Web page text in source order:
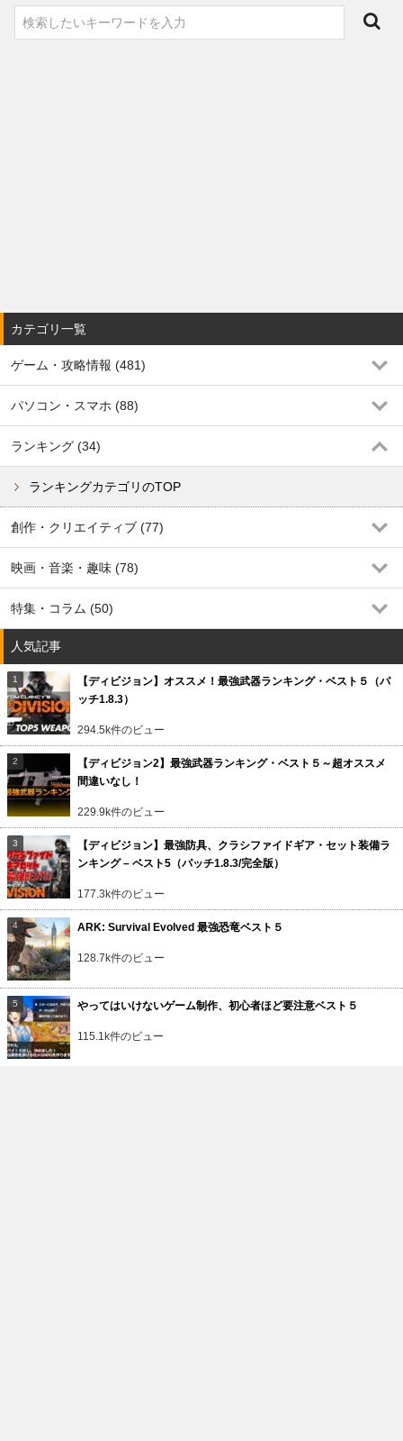
カテゴリ一覧
ゲーム・攻略情報 (481)
パソコン・スマホ (88)
ランキング (34)
ランキングカテゴリのTOP
創作・クリエイティブ (77)
映画・音楽・趣味 (78)
特集・コラム (50)
人気記事
【ディビジョン】オススメ！最強武器ランキング・ベスト５（パ
ッチ1.8.3）
294.5k件のビュー
【ディビジョン2】最強武器ランキング・ベスト５～超オススメ
間違いなし！
229.9k件のビュー
【ディビジョン】最強防具、クラシファイドギア・セット装備ラ
ンキング – ベスト5（パッチ1.8.3/完全版）
177.3k件のビュー
ARK: Survival Evolved 最強恐竜ベスト５
128.7k件のビュー
やってはいけないゲーム制作、初心者ほど要注意ベスト５
115.1k件のビュー